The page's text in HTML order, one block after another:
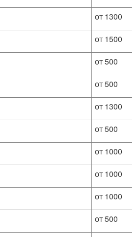
от 1300
от 1500
от 500
от 500
от 1300
от 500
от 1000
от 1000
от 1000
от 500